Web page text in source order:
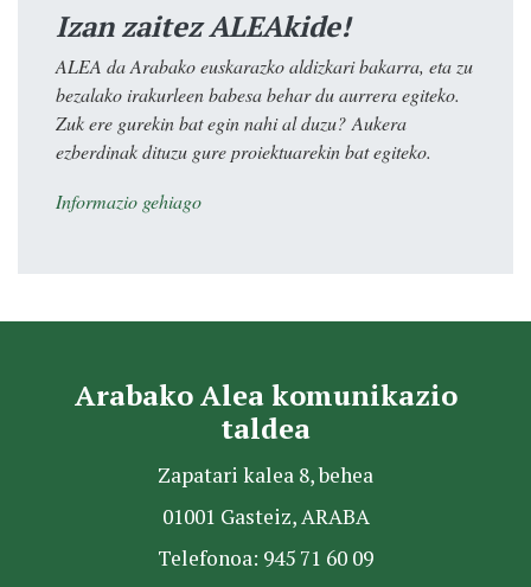
Izan zaitez ALEAkide!
ALEA da Arabako euskarazko aldizkari bakarra, eta zu
bezalako irakurleen babesa behar du aurrera egiteko.
Zuk ere gurekin bat egin nahi al duzu? Aukera
ezberdinak dituzu gure proiektuarekin bat egiteko.
Informazio gehiago
Arabako Alea komunikazio
taldea
Zapatari kalea 8, behea
01001 Gasteiz, ARABA
Telefonoa: 945 71 60 09